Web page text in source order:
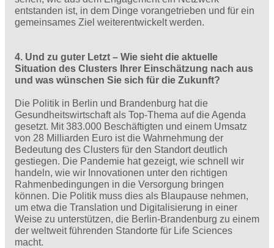
entstanden ist, in dem Dinge vorangetrieben und für ein
gemeinsames Ziel weiterentwickelt werden.
4. Und zu guter Letzt – Wie sieht die aktuelle
Situation des Clusters Ihrer Einschätzung nach aus
und was wünschen Sie sich für die Zukunft?
Die Politik in Berlin und Brandenburg hat die
Gesundheitswirtschaft als Top-Thema auf die Agenda
gesetzt. Mit 383.000 Beschäftigten und einem Umsatz
von 28 Milliarden Euro ist die Wahrnehmung der
Bedeutung des Clusters für den Standort deutlich
gestiegen. Die Pandemie hat gezeigt, wie schnell wir
handeln, wie wir Innovationen unter den richtigen
Rahmenbedingungen in die Versorgung bringen
können. Die Politik muss dies als Blaupause nehmen,
um etwa die Translation und Digitalisierung in einer
Weise zu unterstützen, die Berlin-Brandenburg zu einem
der weltweit führenden Standorte für Life Sciences
macht.